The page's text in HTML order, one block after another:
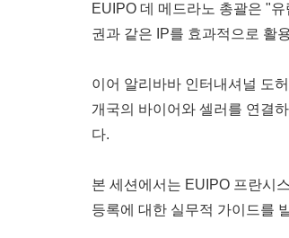
EUIPO 데 메드라노 총괄은 "
권과 같은 IP를 효과적으로 활
이어 알리바바 인터내셔널 도
개국의 바이어와 셀러를 연결
다.
본 세션에서는 EUIPO 프란시
등록에 대한 실무적 가이드를